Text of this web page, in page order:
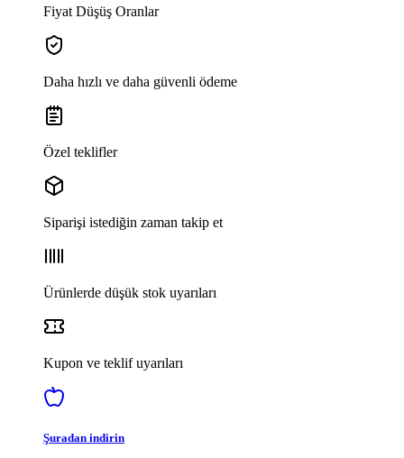
Fiyat Düşüş Oranlar
Daha hızlı ve daha güvenli ödeme
Özel teklifler
Siparişi istediğin zaman takip et
Ürünlerde düşük stok uyarıları
Kupon ve teklif uyarıları
Şuradan indirin